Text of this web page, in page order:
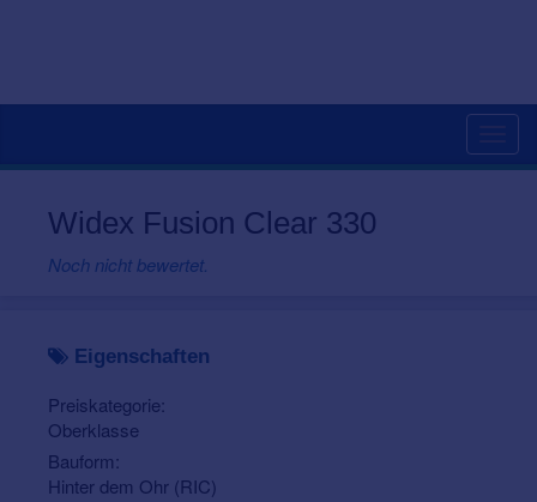
Widex Fusion Clear 330
Noch nicht bewertet.
Eigenschaften
Preiskategorie:
Oberklasse
Bauform:
Hinter dem Ohr (RIC)